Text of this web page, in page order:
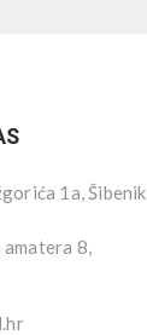
1a, Šibenik
8,